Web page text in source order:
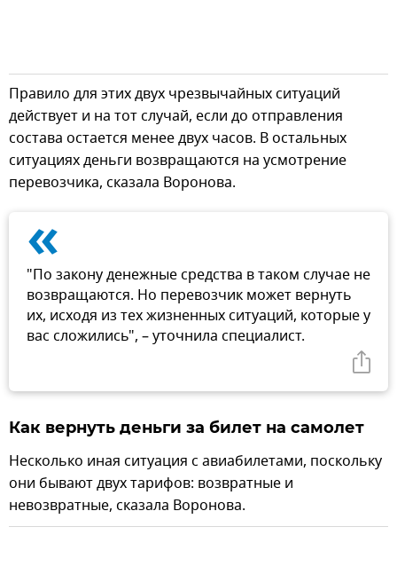
Правило для этих двух чрезвычайных ситуаций
действует и на тот случай, если до отправления
состава остается менее двух часов. В остальных
ситуациях деньги возвращаются на усмотрение
перевозчика, сказала Воронова.
«
"По закону денежные средства в таком случае не
возвращаются. Но перевозчик может вернуть
их, исходя из тех жизненных ситуаций, которые у
вас сложились", – уточнила специалист.
Как вернуть деньги за билет на самолет
Несколько иная ситуация с авиабилетами, поскольку
они бывают двух тарифов: возвратные и
невозвратные, сказала Воронова.